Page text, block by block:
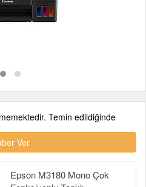
Temin edildiğinde
Ver
Epson M3180 Mono Çok